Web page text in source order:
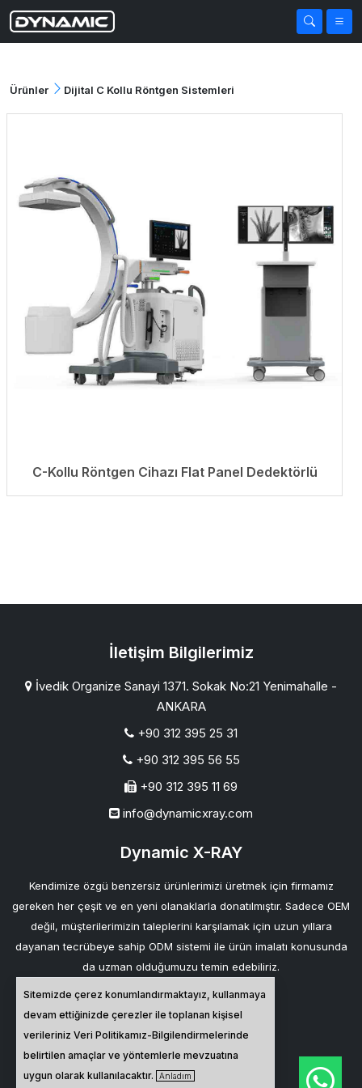
Ürünler Dijital C Kollu Röntgen Sistemleri
C-Kollu Röntgen Cihazı Flat Panel Dedektörlü
İletişim Bilgilerimiz
İvedik Organize Sanayi 1371. Sokak No:21 Yenimahalle -
ANKARA
+90 312 395 25 31
+90 312 395 56 55
+90 312 395 11 69
info@dynamicxray.com
Dynamic X-RAY
Kendimize özgü benzersiz ürünlerimizi üretmek için firmamız
gereken her çeşit ve en yeni olanaklarla donatılmıştır. Sadece OEM
değil, müşterilerimizin taleplerini karşılamak için uzun yıllara
dayanan tecrübeye sahip ODM sistemi ile ürün imalatı konusunda
da uzman olduğumuzu temin edebiliriz.
Bağlantılarımız
Sitemizde çerez konumlandırmaktayız, kullanmaya
devam ettiğinizde çerezler ile toplanan kişisel
verileriniz Veri Politikamız-Bilgilendirmelerinde
belirtilen amaçlar ve yöntemlerle mevzuatına
uygun olarak kullanılacaktır.
Anladım